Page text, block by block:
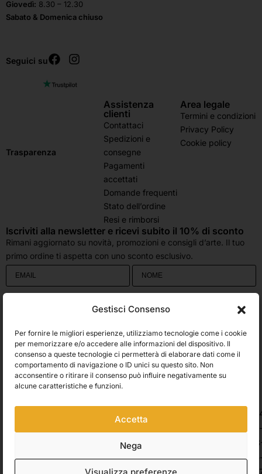
Gestisci Consenso
Per fornire le migliori esperienze, utilizziamo tecnologie come i cookie
per memorizzare e/o accedere alle informazioni del dispositivo. Il
consenso a queste tecnologie ci permetterà di elaborare dati come il
comportamento di navigazione o ID unici su questo sito. Non
acconsentire o ritirare il consenso può influire negativamente su
alcune caratteristiche e funzioni.
Accetta
Nega
Visualizza preferenze
Giovedì: 8.30 – 12.30
Sabato & Domenica chiuso
Seguici su
Trasparenza
Assistenza
clienti
Contattaci
Spedizioni e
consegne
Pagamenti
accettati
Domande frequenti
Stato dell’ordine
Resi e rimborsi
Area legale
Termini e condizioni
Privacy Policy
Cookie policy
Iscriviti alla newsletter e ricevi subito il 10% di sconto
Rimani aggiornato su novità, promozioni e consigli d’arte. Il tuo
primo ordine ti aspetta con uno sconto esclusivo.
accetti che i dati personali da te forniti vengano trasferiti a Brevo per il
Accetto le condizioni generali e di ricevere le Newsletters.
ISCRIVITI
Spedizioni